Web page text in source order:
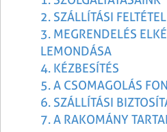
2. SZÁLLÍTÁSI
3. MEGRENDELÉS
LEMONDÁSA
4. KÉZBESÍTÉS
5. A CSOMAGOLÁS
6. SZÁLLÍTÁSI
7. A RAKOMÁNY